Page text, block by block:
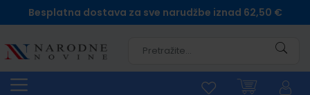
Besplatna dostava za sve narudžbe iznad 62,50 €